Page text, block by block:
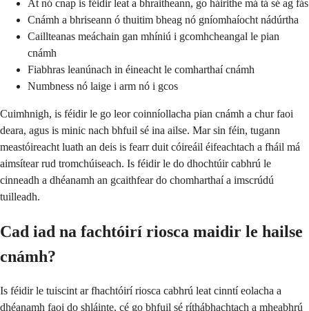
At nó cnap is féidir leat a bhraitheann, go háirithe má tá sé ag fás
Cnámh a bhriseann ó thuitim bheag nó gníomhaíocht nádúrtha
Caillteanas meáchain gan mhíniú i gcomhcheangal le pian
cnámh
Fiabhras leanúnach in éineacht le comharthaí cnámh
Numbness nó laige i arm nó i gcos
Cuimhnigh, is féidir le go leor coinníollacha pian cnámh a chur faoi
deara, agus is minic nach bhfuil sé ina ailse. Mar sin féin, tugann
meastóireacht luath an deis is fearr duit cóireáil éifeachtach a fháil má
aimsítear rud tromchúiseach. Is féidir le do dhochtúir cabhrú le
cinneadh a dhéanamh an gcaithfear do chomharthaí a imscrúdú
tuilleadh.
Cad iad na fachtóirí riosca maidir le hailse
cnámh?
Is féidir le tuiscint ar fhachtóirí riosca cabhrú leat cinntí eolacha a
dhéanamh faoi do shláinte, cé go bhfuil sé ríthábhachtach a mheabhrú